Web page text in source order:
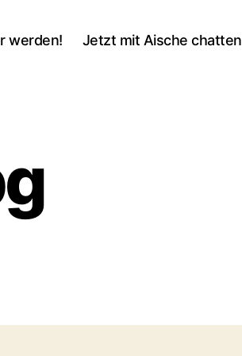
werden! Jetzt mit Aische chatten